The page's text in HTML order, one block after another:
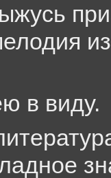
в виду.